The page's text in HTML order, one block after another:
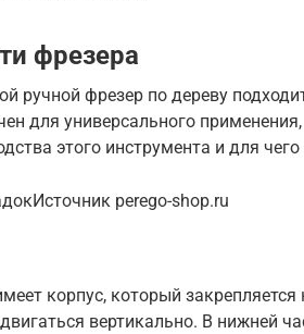
фрезера
ручной фрезер по дереву
для универсального
этого инструмента и для
perego-shop.ru
корпус, который
вертикально. В нижней